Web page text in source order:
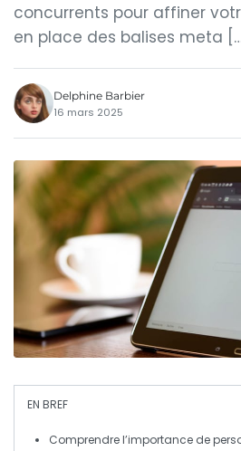
concurrents pour affiner
en place des balises meta
Delphine Barbier
16 mars 2025
EN BREF
Comprendre l’importance de